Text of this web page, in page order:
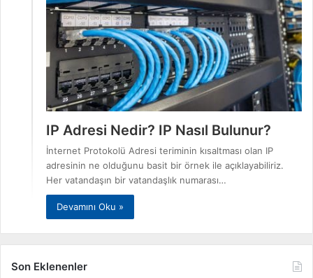
IP Adresi Nedir? IP Nasıl Bulunur?
İnternet Protokolü Adresi teriminin kısaltması olan IP
adresinin ne olduğunu basit bir örnek ile açıklayabiliriz.
Her vatandaşın bir vatandaşlık numarası…
Devamını Oku »
Son Eklenenler